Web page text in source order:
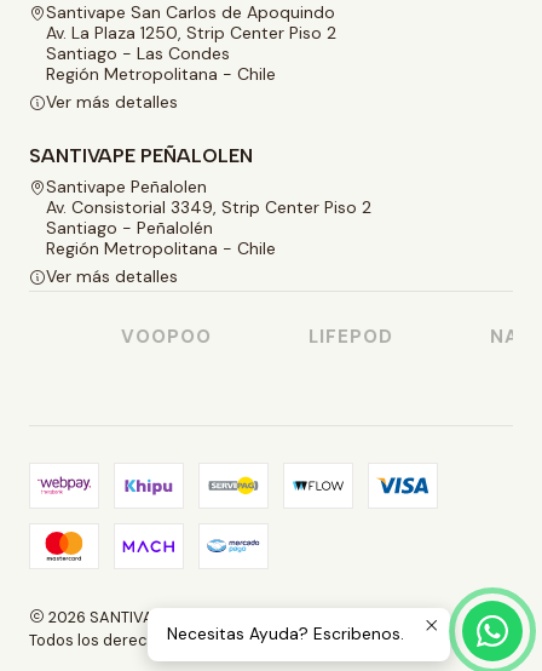
Santivape San Carlos de Apoquindo
Av. La Plaza 1250, Strip Center Piso 2
Santiago - Las Condes
Región Metropolitana - Chile
Ver más detalles
SANTIVAPE PEÑALOLEN
Santivape Peñalolen
Av. Consistorial 3349, Strip Center Piso 2
Santiago - Peñalolén
Región Metropolitana - Chile
Ver más detalles
VOOPOO LIFEPOD
2026 SANTIVAPE.
Todos los derechos reservados.Necesitas Ayuda? Escribenos.